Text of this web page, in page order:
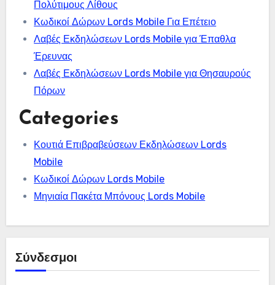
Πολύτιμους Λίθους
Κωδικοί Δώρων Lords Mobile Για Επέτειο
Λαβές Εκδηλώσεων Lords Mobile για Έπαθλα
Έρευνας
Λαβές Εκδηλώσεων Lords Mobile για Θησαυρούς
Πόρων
Categories
Κουτιά Επιβραβεύσεων Εκδηλώσεων Lords
Mobile
Κωδικοί Δώρων Lords Mobile
Μηνιαία Πακέτα Μπόνους Lords Mobile
Σύνδεσμοι